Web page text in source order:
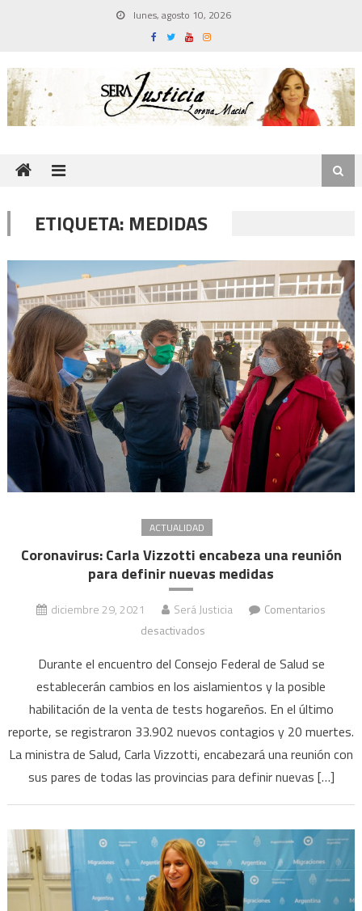
lunes, agosto 10, 2026
ETIQUETA: MEDIDAS
ACTUALIDAD
Coronavirus: Carla Vizzotti encabeza una reunión
para definir nuevas medidas
diciembre 29, 2021 Será Justicia
Comentarios
desactivados
Carla
Vizzotti
encabeza
una
reunión
medidas
Durante el encuentro del Consejo Federal de Salud se
establecerán cambios en los aislamientos y la posible
habilitación de la venta de tests hogareños. En el último
reporte, se registraron 33.902 nuevos contagios y 20 muertes.
La ministra de Salud, Carla Vizzotti, encabezará una reunión con
sus pares de todas las provincias para definir nuevas […]